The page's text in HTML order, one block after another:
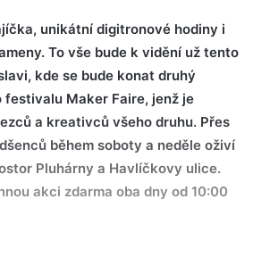
unikátní digitronové hodiny i
To vše bude k vidění už tento
kde se bude konat druhý
Maker Faire, jenž je
a kreativců všeho druhu. Přes
během soboty a neděle oživí
Pluhárny a Havlíčkovy ulice.
akci zdarma oba dny od 10:00